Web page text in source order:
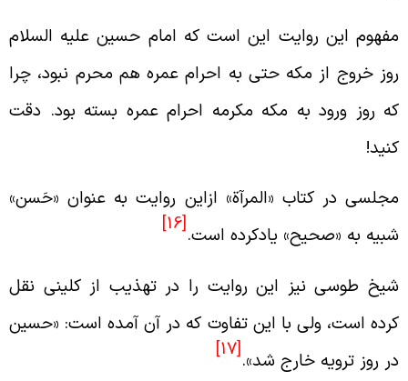
اين روايت اين است كه امام حسين عليه السلام
خروج از مكه حتى به احرام عمره هم محرم نبود، چرا
روز ورود به مكه مكرمه احرام عمره بسته بود. دقت
در كتاب «المرآة» ازاين روايت به عنوان «حَسن»
به «صحيح» يادكرده است.
طوسى نيز اين روايت را در تهذيب از كلينى نقل
است، ولى با اين تفاوت كه در آن آمده است: «حسين
روز ترويه خارج شد».